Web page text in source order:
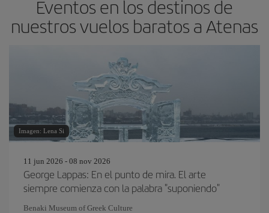
Eventos en los destinos de
nuestros vuelos baratos a Atenas
Imagen: Lena Si
11 jun 2026 - 08 nov 2026
George Lappas: En el punto de mira. El arte
siempre comienza con la palabra "suponiendo"
Benaki Museum of Greek Culture